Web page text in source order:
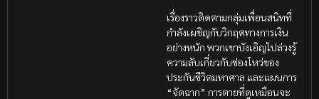
เรื่องราวติดตามกลุ่มเพื่อนสนิทที่
กำลังเผชิญกับวิกฤตทางการเงิน
อย่างหนัก พวกเขาบังเอิญไปล่วงรู้
ความลับเกี่ยวกับช่องโหว่ของ
ประกันชีวิตมหาศาล และแผนการ
“จัดฉาก” การตายที่ดูเหมือนจะ